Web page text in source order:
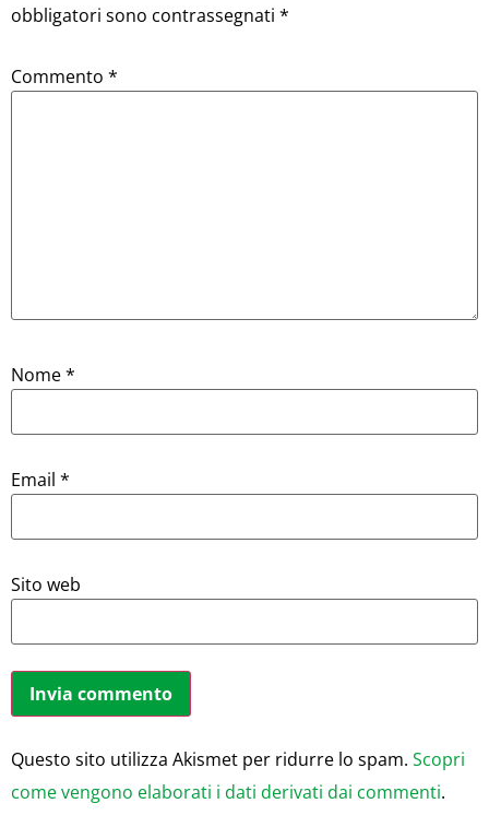
obbligatori sono contrassegnati *
Commento *
Nome*
Email *
Sito web
Questo sito utilizza Akismet per ridurre lo spam. Scopri
come vengono elaborati i dati derivati dai commenti.